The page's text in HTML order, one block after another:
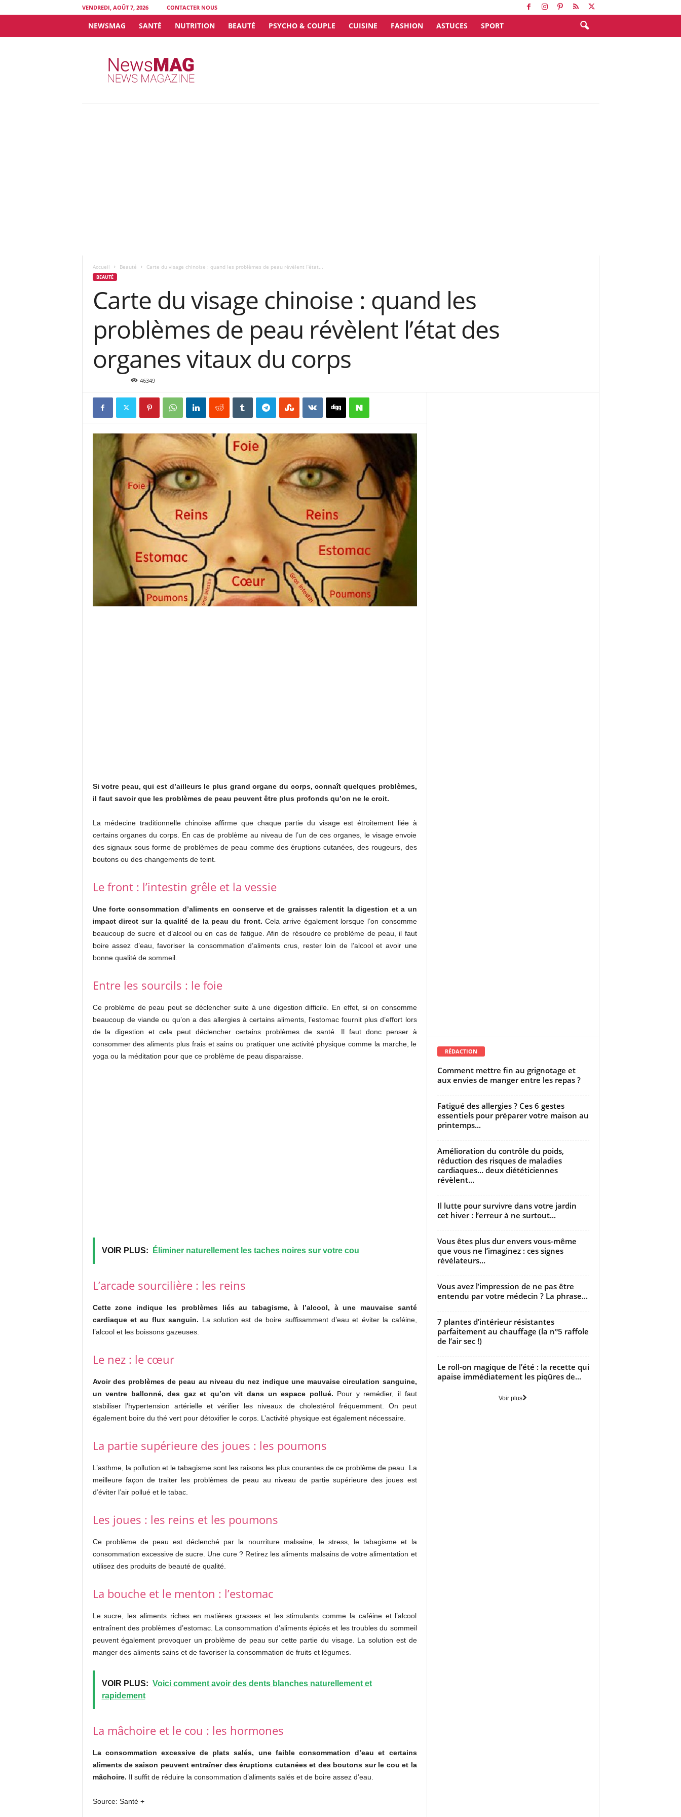
VENDREDI, AOÛT 7, 2026 CONTACTER NOUS
NEWSMAG SANTÉ NUTRITION BEAUTÉ PSYCHO & COUPLE CUISINE FASHION ASTUCES SPORT
Accueil Beauté Carte du visage chinoise : quand les problèmes de peau révèlent l’état...
BEAUTÉ
Carte du visage chinoise : quand les
problèmes de peau révèlent l’état des
organes vitaux du corps
46349
Si votre peau, qui est d’ailleurs le plus grand organe du corps, connaît quelques problèmes,
il faut savoir que les problèmes de peau peuvent être plus profonds qu’on ne le croit.
La médecine traditionnelle chinoise affirme que chaque partie du visage est étroitement liée à
certains organes du corps. En cas de problème au niveau de l’un de ces organes, le visage envoie
des signaux sous forme de problèmes de peau comme des éruptions cutanées, des rougeurs, des
boutons ou des changements de teint.
Le front : l’intestin grêle et la vessie
Une forte consommation d’aliments en conserve et de graisses ralentit la digestion et a un
impact direct sur la qualité de la peau du front.Cela arrive également lorsque l’on consomme
beaucoup de sucre et d’alcool ou en cas de fatigue. Afin de résoudre ce problème de peau, il faut
boire assez d’eau, favoriser la consommation d’aliments crus, rester loin de l’alcool et avoir une
bonne qualité de sommeil.
Entre les sourcils : le foie
Ce problème de peau peut se déclencher suite à une digestion difficile. En effet, si on consomme
beaucoup de viande ou qu’on a des allergies à certains aliments, l’estomac fournit plus d’effort lors
de la digestion et cela peut déclencher certains problèmes de santé. Il faut donc penser à
consommer des aliments plus frais et sains ou pratiquer une activité physique comme la marche, le
yoga ou la méditation pour que ce problème de peau disparaisse.
VOIR PLUS: Éliminer naturellement les taches noires sur votre cou
L’arcade sourcilière : les reins
Cette zone indique les problèmes liés au tabagisme, à l’alcool, à une mauvaise santé
cardiaque et au flux sanguin. La solution est de boire suffisamment d’eau et éviter la caféine,
l’alcool et les boissons gazeuses.
Le nez : le cœur
Avoir des problèmes de peau au niveau du nez indique une mauvaise circulation sanguine,
un ventre ballonné, des gaz et qu’on vit dans un espace pollué. Pour y remédier, il faut
stabiliser l’hypertension artérielle et vérifier les niveaux de cholestérol fréquemment. On peut
également boire du thé vert pour détoxifier le corps. L’activité physique est également nécessaire.
La partie supérieure des joues : les poumons
L’asthme, la pollution et le tabagisme sont les raisons les plus courantes de ce problème de peau. La
meilleure façon de traiter les problèmes de peau au niveau de partie supérieure des joues est
d’éviter l’air pollué et le tabac.
Les joues : les reins et les poumons
Ce problème de peau est déclenché par la nourriture malsaine, le stress, le tabagisme et la
consommation excessive de sucre. Une cure ? Retirez les aliments malsains de votre alimentation et
utilisez des produits de beauté de qualité.
La bouche et le menton : l’estomac
Le sucre, les aliments riches en matières grasses et les stimulants comme la caféine et l’alcool
entraînent des problèmes d’estomac. La consommation d’aliments épicés et les troubles du sommeil
peuvent également provoquer un problème de peau sur cette partie du visage. La solution est de
manger des aliments sains et de favoriser la consommation de fruits et légumes.
VOIR PLUS: Voici comment avoir des dents blanches naturellement et
rapidement
La mâchoire et le cou : les hormones
La consommation excessive de plats salés, une faible consommation d’eau et certains
aliments de saison peuvent entraîner des éruptions cutanées et des boutons sur le cou et la
mâchoire. Il suffit de réduire la consommation d’aliments salés et de boire assez d’eau.
Source: Santé +
RÉDACTION
Comment mettre fin au grignotage et
aux envies de manger entre les repas ?
Fatigué des allergies ? Ces 6 gestes
essentiels pour préparer votre maison au
printemps...
Amélioration du contrôle du poids,
réduction des risques de maladies
cardiaques… deux diététiciennes
révèlent...
Il lutte pour survivre dans votre jardin
cet hiver : l’erreur à ne surtout...
Vous êtes plus dur envers vous-même
que vous ne l’imaginez : ces signes
révélateurs...
Vous avez l’impression de ne pas être
entendu par votre médecin ? La phrase...
7 plantes d’intérieur résistantes
parfaitement au chauffage (la n°5 raffole
de l’air sec !)
Le roll-on magique de l’été : la recette qui
apaise immédiatement les piqûres de...
Voir plus